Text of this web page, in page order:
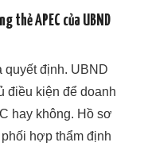
thẻ APEC của UBND
định. UBND
điều kiện để doanh
hay không. Hồ sơ
hợp thẩm định